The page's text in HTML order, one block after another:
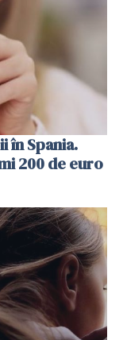
în Spania.
200 de euro